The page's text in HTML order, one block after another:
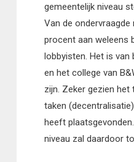
gemeentelijk niveau
Van de ondervraagde
procent aan weleens
lobbyisten. Het is van
en het college van
zijn. Zeker gezien het
taken
heeft
niveau zal daardoor